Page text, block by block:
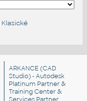
Klasické
ARKANCE (CAD
Studio) - Autodesk
Platinum Partner &
Training Center &